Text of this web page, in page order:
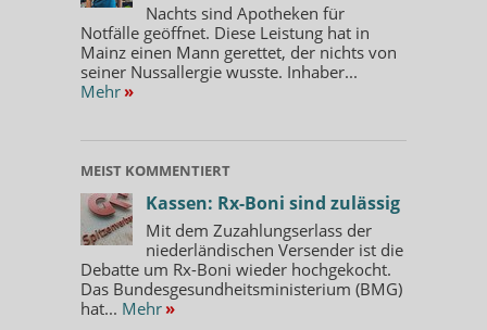
Nachts sind Apotheken für
Notfälle geöffnet. Diese Leistung hat in
Mainz einen Mann gerettet, der nichts von
seiner Nussallergie wusste. Inhaber...
Mehr »
MEIST KOMMENTIERT
Kassen: Rx-Boni sind zulässig
Mit dem Zuzahlungserlass der
niederländischen Versender ist die
Debatte um Rx-Boni wieder hochgekocht.
Das Bundesgesundheitsministerium (BMG)
hat... Mehr »